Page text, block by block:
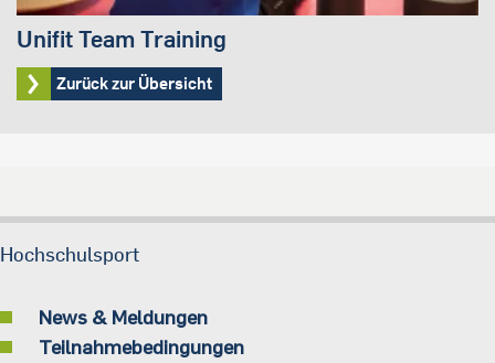
Unifit Team Training
Zurück zur Übersicht
Hochschulsport
News & Meldungen
Teilnahmebedingungen